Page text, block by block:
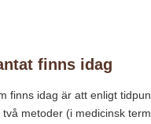
finns idag
finns idag är att enligt
metoder (i medicinsk